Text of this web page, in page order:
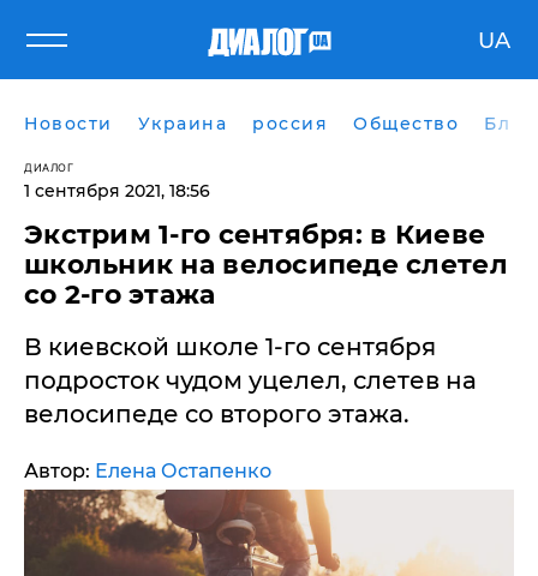
UA
Новости Украина россия Общество
ДИАЛОГ
1 сентября 2021, 18:56
Экстрим 1-го сентября: в Киеве
школьник на велосипеде слетел
со 2-го этажа
В киевской школе 1-го сентября
подросток чудом уцелел, слетев на
велосипеде со второго этажа.
Автор: Елена Остапенко